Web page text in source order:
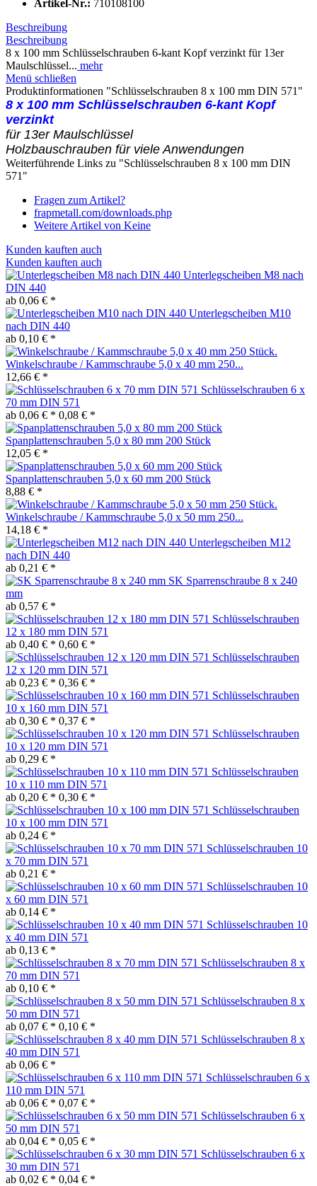
Artikel-Nr.: 710108100
Beschreibung
Beschreibung
8 x 100 mm Schlüsselschrauben 6-kant Kopf verzinkt für 13er
Maulschlüssel... mehr
Menü schließen
Produktinformationen "Schlüsselschrauben 8 x 100 mm DIN 571"
8 x 100 mm Schlüsselschrauben 6-kant Kopf
verzinkt
für 13er Maulschlüssel
Holzbauschrauben für viele Anwendungen
Weiterführende Links zu "Schlüsselschrauben 8 x 100 mm DIN
571"
Fragen zum Artikel?
frapmetall.com/downloads.php
Weitere Artikel von Keine
Kunden kauften auch
Kunden kauften auch
Unterlegscheiben M8 nach
DIN 440
ab 0,06 € *
Unterlegscheiben M10
nach DIN 440
ab 0,10 € *
Winkelschraube / Kammschraube 5,0 x 40 mm 250...
12,66 € *
Schlüsselschrauben 6 x
70 mm DIN 571
ab 0,06 € * 0,08 € *
Spanplattenschrauben 5,0 x 80 mm 200 Stück
12,05 € *
Spanplattenschrauben 5,0 x 60 mm 200 Stück
8,88 € *
Winkelschraube / Kammschraube 5,0 x 50 mm 250...
14,18 € *
Unterlegscheiben M12
nach DIN 440
ab 0,21 € *
SK Sparrenschraube 8 x 240
mm
ab 0,57 € *
Schlüsselschrauben
12 x 180 mm DIN 571
ab 0,40 € * 0,60 € *
Schlüsselschrauben
12 x 120 mm DIN 571
ab 0,23 € * 0,36 € *
Schlüsselschrauben
10 x 160 mm DIN 571
ab 0,30 € * 0,37 € *
Schlüsselschrauben
10 x 120 mm DIN 571
ab 0,29 € *
Schlüsselschrauben
10 x 110 mm DIN 571
ab 0,20 € * 0,30 € *
Schlüsselschrauben
10 x 100 mm DIN 571
ab 0,24 € *
Schlüsselschrauben 10
x 70 mm DIN 571
ab 0,21 € *
Schlüsselschrauben 10
x 60 mm DIN 571
ab 0,14 € *
Schlüsselschrauben 10
x 40 mm DIN 571
ab 0,13 € *
Schlüsselschrauben 8 x
70 mm DIN 571
ab 0,10 € *
Schlüsselschrauben 8 x
50 mm DIN 571
ab 0,07 € * 0,10 € *
Schlüsselschrauben 8 x
40 mm DIN 571
ab 0,06 € *
Schlüsselschrauben 6 x
110 mm DIN 571
ab 0,06 € * 0,07 € *
Schlüsselschrauben 6 x
50 mm DIN 571
ab 0,04 € * 0,05 € *
Schlüsselschrauben 6 x
30 mm DIN 571
ab 0,02 € * 0,04 € *